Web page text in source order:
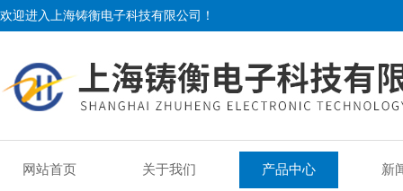
欢迎进入上海铸衡电子科技有限公司！
网站首页 关于我们 产品中心 新